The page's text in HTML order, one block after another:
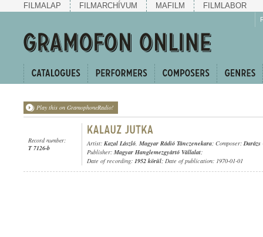
FILMALAP FILMARCHÍVUM MAFILM FILMLABOR
Play this on GramophoneRadio!
Record number:
T 7126-b
Artist: Kazal László, Magyar Rádió Tánczenekara; Composer:Darázs
Publisher: Magyar Hanglemezgyártó Vállalat;
Date of recording: 1952 körül; Date of publication: 1970-01-01